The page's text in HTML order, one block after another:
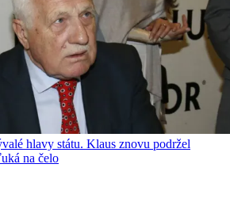
hlavy státu. Klaus znovu podržel
na čelo